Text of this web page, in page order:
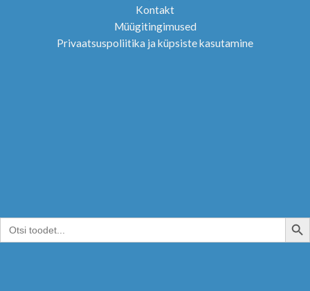
Kontakt
Müügitingimused
Privaatsuspoliitika ja küpsiste kasutamine
Search
for:
SEARCH